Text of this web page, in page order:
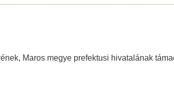
Maros megye prefektusi hivatalának